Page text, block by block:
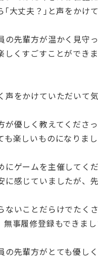
｢大丈夫？｣と声をかけ
の先輩方が温かく見守
しくすごすことができ
声をかけていただい
が優しく教えてくださ
楽しいものになりま
にゲームを主催してく
に感じていましたが、
ないことだらけでたく
事履修登録もできまし
の先輩方がとても優し